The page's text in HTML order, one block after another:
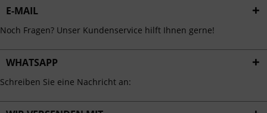
E-MAIL
Noch Fragen? Unser Kundenservice hilft Ihnen gerne!
WHATSAPP
Schreiben Sie eine Nachricht an:
Service